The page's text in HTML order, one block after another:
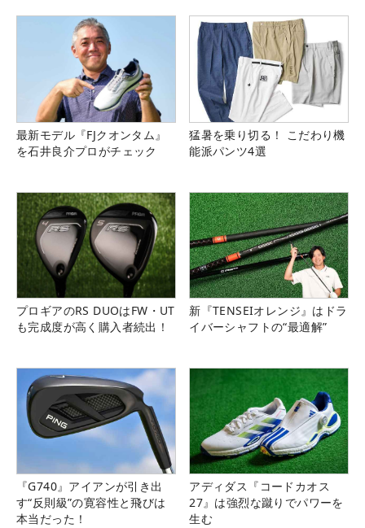
最新モデル『FJクオンタム』
を石井良介プロがチェック
猛暑を乗り切る！ こだわり機
能派パンツ4選
プロギアのRS DUOはFW・UT
も完成度が高く購入者続出！
新『TENSEIオレンジ』はドラ
イバーシャフトの“最適解”
『G740』アイアンが引き出
す“反則級”の寛容性と飛びは
本当だった！
アディダス『コードカオス
27』は強烈な蹴りでパワーを
生む